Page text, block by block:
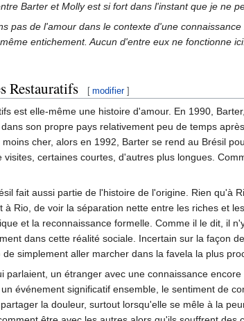
Barter et Molly est si fort dans l'instant que je ne
pas de l'amour dans le contexte d'une
entichement. Aucun d'entre eux ne fonctionne
Restauratifs [ modifier ]
est elle-même une histoire d'amour. En 1990,
son propre pays relativement peu de temps
cher, alors en 1992, Barter se rend au Brésil
certaines courtes, d'autres plus longues.
fait aussi partie de l'histoire de l'origine. Rien qu'à
Rio, de voir la séparation nette entre les riches et
et la reconnaissance formelle. Comme il le dit, il
dans cette réalité sociale. Incertain sur la façon
simplement aller marcher dans la favela la plus
parlaient, un étranger avec une connaissance
événement significatif ensemble, le sentiment de
la douleur, surtout lorsqu'elle se mêle à la